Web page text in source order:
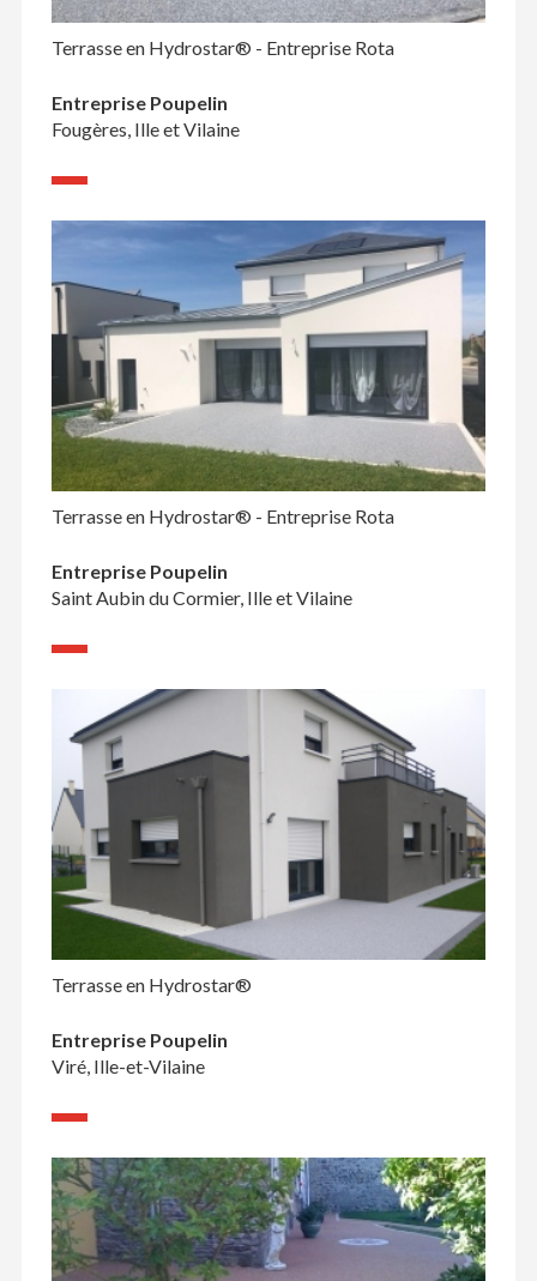
Terrasse en Hydrostar® - Entreprise Rota
Entreprise Poupelin
Fougères, Ille et Vilaine
Terrasse en Hydrostar® - Entreprise Rota
Entreprise Poupelin
Saint Aubin du Cormier, Ille et Vilaine
Terrasse en Hydrostar®
Entreprise Poupelin
Viré, Ille-et-Vilaine